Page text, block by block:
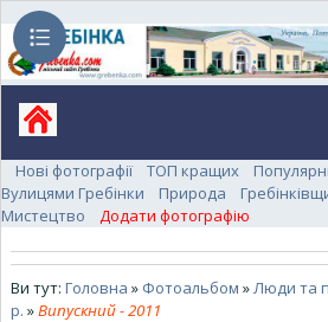
Нові фотографії ТОП кращих Популярні
Вулицями Гребінки
Природа
Мистецтво
Додати фотографію
Ви тут: Головна » Фотоальбом » Люди та
р. »Випускний - 2011